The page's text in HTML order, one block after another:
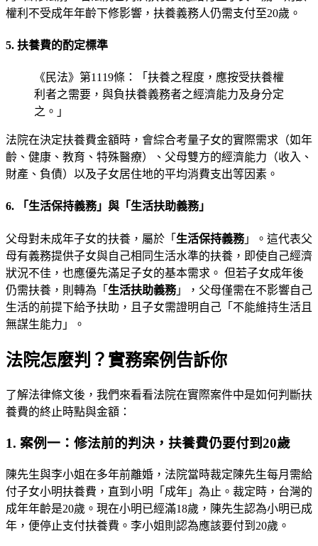
權利不受成年年齡下修影響，扶養義務人仍需支付至20歲。
5. 扶養費的酌定標準
《民法》第1119條：「扶養之程度，應按受扶養權
利者之需要，與負扶養義務者之經濟能力及身分定
之。」
法院在決定扶養費金額時，會綜合考量子女的實際需求（如年
齡、健康、教育、特殊醫療）、父母雙方的經濟能力（收入、
財產、負債）以及子女居住地的平均消費支出等因素。
6. 「生活保持義務」與「生活扶助義務」
父母對未成年子女的扶養，屬於「 生活保持義務」。這代表父
母有義務提供子女與自己相同生活水準的扶養，即使自己經濟
狀況不佳，也應優先滿足子女的基本需求。 但若子女成年後
仍需扶養，則轉為「 生活扶助義務」，父母僅需在不影響自己
生活的前提下給予扶助，且子女需證明自己「不能維持生活且
無謀生能力」。
法院怎麼判？實務案例告訴你
了解法律條文後，我們來看看法院在實際案件中是如何判斷扶
養費的終止時點與金額：
1. 案例一：修法前的判決，扶養費仍要付到20歲
陳先生與李小姐在多年前離婚，法院當時裁定陳先生每月需給
付子女小明扶養費，直到小明「成年」為止。裁定時，台灣的
成年年齡是20歲。現在小明已經滿18歲，陳先生認為小明已成
年，便停止支付扶養費。李小姐則認為應該要付到20歲。